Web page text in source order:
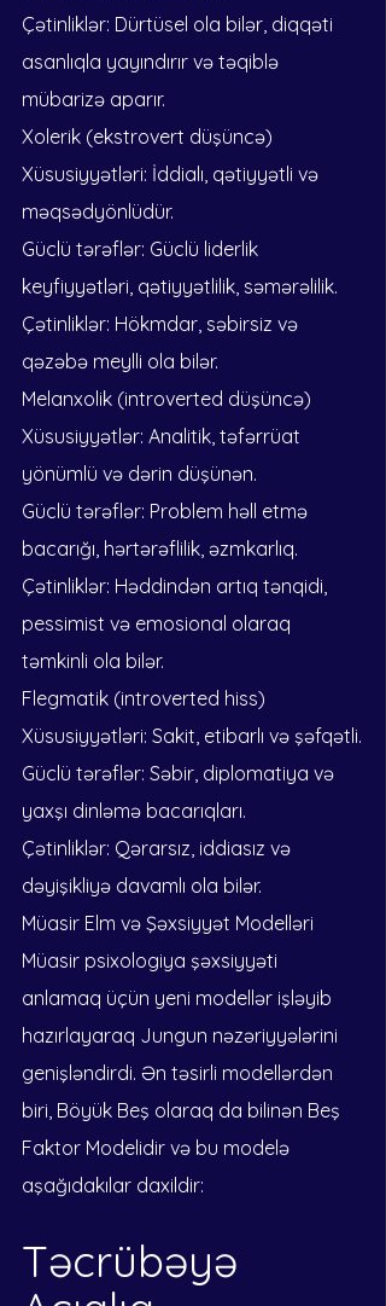
Çətinliklər: Dürtüsel ola bilər, diqqəti
asanlıqla yayındırır və təqiblə
mübarizə aparır.
Xolerik (ekstrovert düşüncə)
Xüsusiyyətləri: İddialı, qətiyyətli və
məqsədyönlüdür.
Güclü tərəflər: Güclü liderlik
keyfiyyətləri, qətiyyətlilik, səmərəlilik.
Çətinliklər: Hökmdar, səbirsiz və
qəzəbə meylli ola bilər.
Melanxolik (introverted düşüncə)
Xüsusiyyətlər: Analitik, təfərrüat
yönümlü və dərin düşünən.
Güclü tərəflər: Problem həll etmə
bacarığı, hərtərəflilik, əzmkarlıq.
Çətinliklər: Həddindən artıq tənqidi,
pessimist və emosional olaraq
təmkinli ola bilər.
Flegmatik (introverted hiss)
Xüsusiyyətləri: Sakit, etibarlı və şəfqətli.
Güclü tərəflər: Səbir, diplomatiya və
yaxşı dinləmə bacarıqları.
Çətinliklər: Qərarsız, iddiasız və
dəyişikliyə davamlı ola bilər.
Müasir Elm və Şəxsiyyət Modelləri
Müasir psixologiya şəxsiyyəti
anlamaq üçün yeni modellər işləyib
hazırlayaraq Jungun nəzəriyyələrini
genişləndirdi. Ən təsirli modellərdən
biri, Böyük Beş olaraq da bilinən Beş
Faktor Modelidir və bu modelə
aşağıdakılar daxildir:
Təcrübəyə